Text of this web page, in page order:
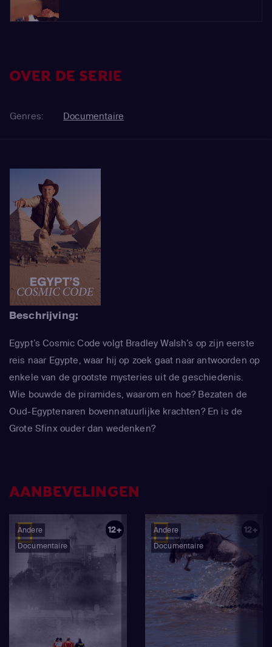
OVER DE SERIE
Genres: Documentaire
Beschrijving:
Egypt’s Cosmic Code volgt Bradley Walsh’s op zijn eerste
reis naar Egypte, waar hij op zoek gaat naar antwoorden op
enkele van de grootste mysteries uit de geschiedenis.
Wie bouwde de piramides, waarom en hoe? Bezaten de
Oud-Egyptenaren bovennatuurlijke krachten? En is de
Grote Sfinx ouder dan wedenken?
AANBEVELINGEN
Andere
Documentaire
12+
Andere
Documentaire
12+